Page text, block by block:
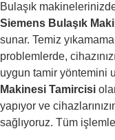
Bulaşık
Siemens Bulaşık
sunar. Temiz
problemlerde,
uygun tamir yöntemini
Makinesi Tamircisi
yapıyor ve
sağlıyoruz. Tüm